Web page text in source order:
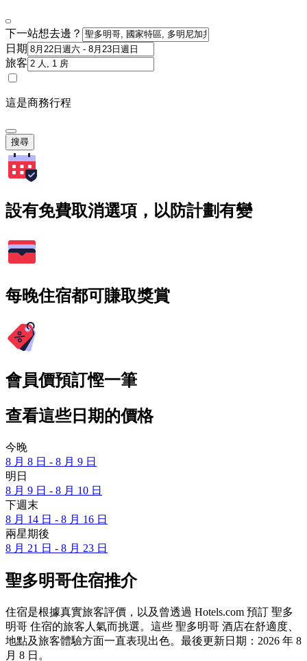
下一站想去邊？
日期
旅客
這是商務行程
搜尋
設有免費取消選項，以防計劃有變
每晚住宿都可賺取獎賞
會員價預訂慳一筆
查看這些日期的價格
今晚
8 月 8 日 - 8 月 9 日
明日
8 月 9 日 - 8 月 10 日
下週末
8 月 14 日 - 8 月 16 日
兩星期後
8 月 21 日 - 8 月 23 日
聖多明哥住宿推介
住宿是根據真實旅客評價，以及曾透過 Hotels.com 預訂 聖多
明哥 住宿的旅客人氣而挑選。這些 聖多明哥 酒店在舒適度、
地點及旅客體驗方面一直表現出色。最後更新日期： 2026 年 8
月 8 日 。